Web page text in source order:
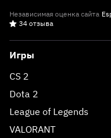
Независимая оценка сайта
34 отзыва
Игры
CS 2
Dota 2
League of Legends
VALORANT